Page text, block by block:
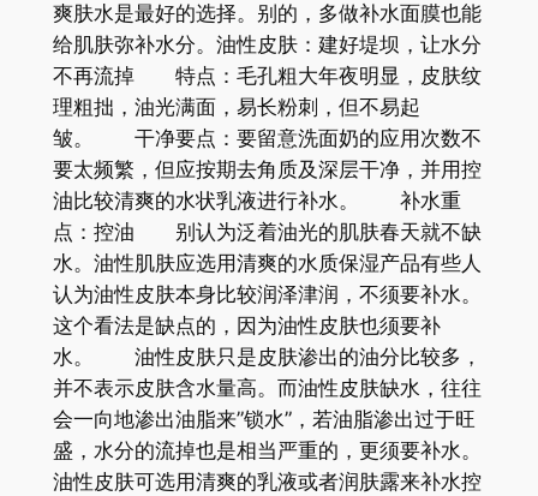
爽肤水是最好的选择。别的，多做补水面膜也能
给肌肤弥补水分。油性皮肤：建好堤坝，让水分
不再流掉 特点：毛孔粗大年夜明显，皮肤纹
理粗拙，油光满面，易长粉刺，但不易起
皱。 干净要点：要留意洗面奶的应用次数不
要太频繁，但应按期去角质及深层干净，并用控
油比较清爽的水状乳液进行补水。 补水重
点：控油 别认为泛着油光的肌肤春天就不缺
水。油性肌肤应选用清爽的水质保湿产品有些人
认为油性皮肤本身比较润泽津润，不须要补水。
这个看法是缺点的，因为油性皮肤也须要补
水。 油性皮肤只是皮肤渗出的油分比较多，
并不表示皮肤含水量高。而油性皮肤缺水，往往
会一向地渗出油脂来”锁水”，若油脂渗出过于旺
盛，水分的流掉也是相当严重的，更须要补水。
油性皮肤可选用清爽的乳液或者润肤露来补水控